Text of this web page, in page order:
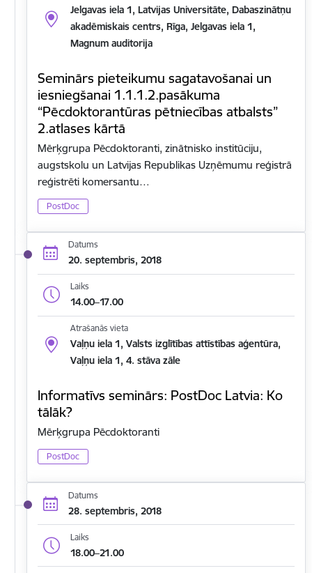
Jelgavas iela 1, Latvijas Universitāte, Dabaszinātņu
akadēmiskais centrs, Rīga, Jelgavas iela 1,
Magnum auditorija
Seminārs pieteikumu sagatavošanai un
iesniegšanai 1.1.1.2.pasākuma
“Pēcdoktorantūras pētniecības atbalsts”
2.atlases kārtā
Mērķgrupa Pēcdoktoranti, zinātnisko institūciju,
augstskolu un Latvijas Republikas Uzņēmumu reģistrā
reģistrēti komersantu…
PostDoc
Datums
20. septembris, 2018
Laiks
14.00–17.00
Atrašanās vieta
Vaļņu iela 1, Valsts izglītības attīstības aģentūra,
Vaļņu iela 1, 4. stāva zāle
Informatīvs seminārs: PostDoc Latvia: Ko
tālāk?
Mērķgrupa Pēcdoktoranti
PostDoc
Datums
28. septembris, 2018
Laiks
18.00–21.00